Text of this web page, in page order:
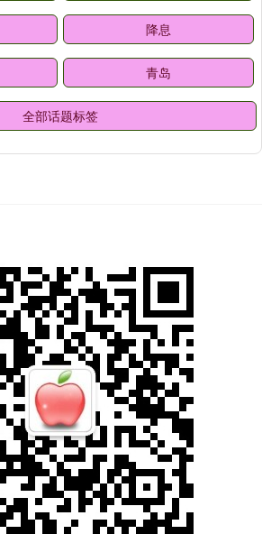
降息
青岛
全部话题标签